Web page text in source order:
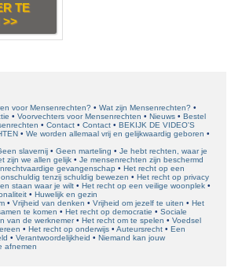
TE
>>
voor Mensenrechten?
Wat zijn Mensenrechten?
Voorvechters voor Mensenrechten Nieuws
Bestel
Contact Contact
BEKIJK DE VIDEO'S
We worden allemaal vrij en gelijkwaardig geboren
slavernij Geen marteling
Je hebt rechten, waar je
zijn we allen gelijk
Je mensenrechten zijn beschermd
gevangenschap
Het recht op een
tenzij schuldig bewezen
Het recht op privacy
staan waar je wilt
Het recht op een veilige woonplek
Huwelijk en gezin
Vrijheid van denken Vrijheid om jezelf te uiten
Het
te komen
Het recht op democratie
Sociale
van de werknemer Het recht om te spelen
Voedsel
Het recht op onderwijs Auteursrecht
Een
Verantwoordelijkheid
Niemand kan jouw
afnemen